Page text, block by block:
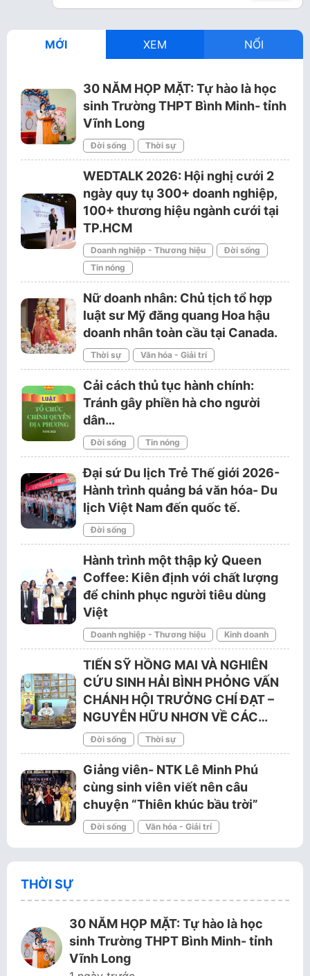
MỚI XEM NỔI
30 NĂM HỌP MẶT: Tự hào là học
sinh Trường THPT Bình Minh- tỉnh
Vĩnh Long
Đời sống Thời sự
WEDTALK 2026: Hội nghị cưới 2
ngày quy tụ 300+ doanh nghiệp,
100+ thương hiệu ngành cưới tại
TP.HCM
Doanh nghiệp - Thương hiệu
Đời sống
Tin nóng
Nữ doanh nhân: Chủ tịch tổ hợp
luật sư Mỹ đăng quang Hoa hậu
doanh nhân toàn cầu tại Canada.
Thời sự Văn hóa - Giải trí
Cải cách thủ tục hành chính:
Tránh gây phiền hà cho người
dân…
Đời sống Tin nóng
Đại sứ Du lịch Trẻ Thế giới 2026-
Hành trình quảng bá văn hóa- Du
lịch Việt Nam đến quốc tế.
Đời sống
Hành trình một thập kỷ Queen
Coffee: Kiên định với chất lượng
để chinh phục người tiêu dùng
Việt
Doanh nghiệp - Thương hiệu Kinh doanh
TIẾN SỸ HỒNG MAI VÀ NGHIÊN
CỨU SINH HẢI BÌNH PHỎNG VẤN
CHÁNH HỘI TRƯỞNG CHÍ ĐẠT –
NGUYỄN HỮU NHƠN VỀ CÁC…
Đời sống Thời sự
Giảng viên- NTK Lê Minh Phú
cùng sinh viên viết nên câu
chuyện “Thiên khúc bầu trời”
Đời sống Văn hóa - Giải trí
THỜI SỰ
30 NĂM HỌP MẶT: Tự hào là học
sinh Trường THPT Bình Minh- tỉnh
Vĩnh Long